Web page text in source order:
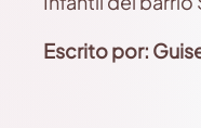
Escrito por: